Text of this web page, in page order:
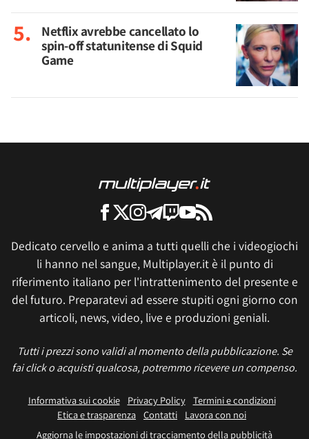
Netflix avrebbe cancellato lo
spin-off statunitense di Squid
Game
Dedicato cervello e anima a tutti quelli che i videogiochi
li hanno nel sangue, Multiplayer.it è il punto di
riferimento italiano per l'intrattenimento del presente e
del futuro. Preparatevi ad essere stupiti ogni giorno con
articoli, news, video, live e produzioni geniali.
Tutti i prezzi sono validi al momento della pubblicazione. Se
fai click o acquisti qualcosa, potremmo ricevere un compenso.
Informativa sui cookie Privacy Policy
Termini e condizioni
Etica e trasparenza Contatti
Lavora con noi
Aggiorna le impostazioni di tracciamento della pubblicità